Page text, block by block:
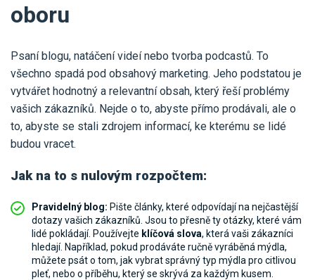
oboru
Psaní blogu, natáčení videí nebo tvorba podcastů. To
všechno spadá pod obsahový marketing. Jeho podstatou je
vytvářet hodnotný a relevantní obsah, který řeší problémy
vašich zákazníků. Nejde o to, abyste přímo prodávali, ale o
to, abyste se stali zdrojem informací, ke kterému se lidé
budou vracet.
Jak na to s nulovým rozpočtem:
Pravidelný blog: Pište články, které odpovídají na nejčastější
dotazy vašich zákazníků. Jsou to přesně ty otázky, které vám
lidé pokládají. Používejte klíčová slova, která vaši zákazníci
hledají. Například, pokud prodáváte ručně vyráběná mýdla,
můžete psát o tom, jak vybrat správný typ mýdla pro citlivou
pleť, nebo o příběhu, který se skrývá za každým kusem.